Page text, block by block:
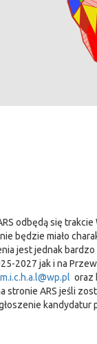
odbędą się
będzie miało
jest jednak
2027 jak i na
m.i.c.h.a.l@wp.pl oraz
ARS jeśli
kandydatur